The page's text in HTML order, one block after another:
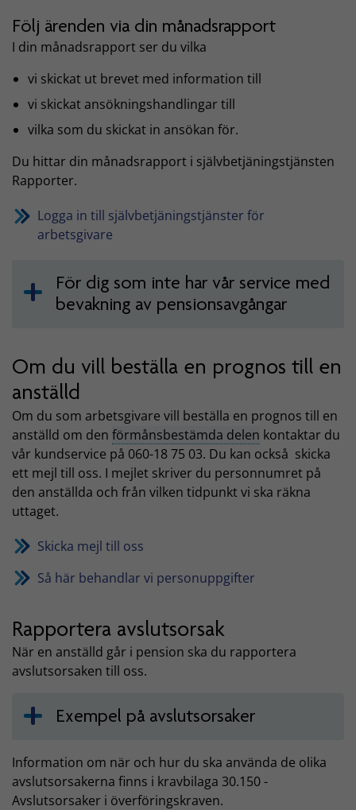
Följ ärenden via din månadsrapport
I din månadsrapport ser du vilka
vi skickat ut brevet med information till
vi skickat ansökningshandlingar till
vilka som du skickat in ansökan för.
Du hittar din månadsrapport i självbetjäningstjänsten
Rapporter.
Logga in till självbetjäningstjänster för
arbetsgivare
För dig som inte har vår service med
bevakning av pensionsavgångar
Om du vill beställa en prognos till en
anställd
Om du som arbetsgivare vill beställa en prognos till en
anställd om den förmånsbestämda delen kontaktar du
vår kundservice på 060-18 75 03. Du kan också skicka
ett mejl till oss. I mejlet skriver du personnumret på
den anställda och från vilken tidpunkt vi ska räkna
uttaget.
Skicka mejl till oss
Så här behandlar vi personuppgifter
Rapportera avslutsorsak
När en anställd går i pension ska du rapportera
avslutsorsaken till oss.
Exempel på avslutsorsaker
Information om när och hur du ska använda de olika
avslutsorsakerna finns i kravbilaga 30.150 -
Avslutsorsaker i överföringskraven.